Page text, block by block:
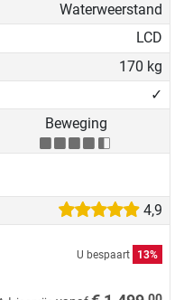
in huis. Met onze
voor roeitrainers
je roeier die het
met jouw
Waterweerstand
LCD
170 kg
✓
Beweging
4,9
U bespaart 13%